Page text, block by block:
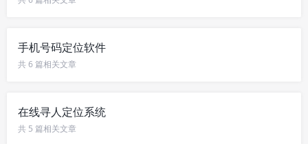
手机号码定位软件
共 6 篇相关文章
在线寻人定位系统
共 5 篇相关文章